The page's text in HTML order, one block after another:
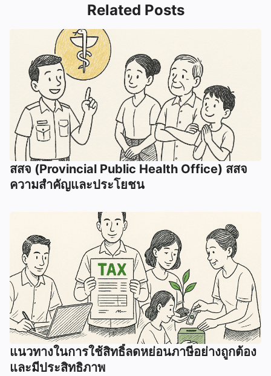
Related Posts
สสจ (Provincial Public Health Office) สสจ
ความสำคัญและประโยชน
แนวทางในการใช้สิทธิ์ลดหย่อนภาษีอย่างถูกต้อง
และมีประสิทธิภาพ